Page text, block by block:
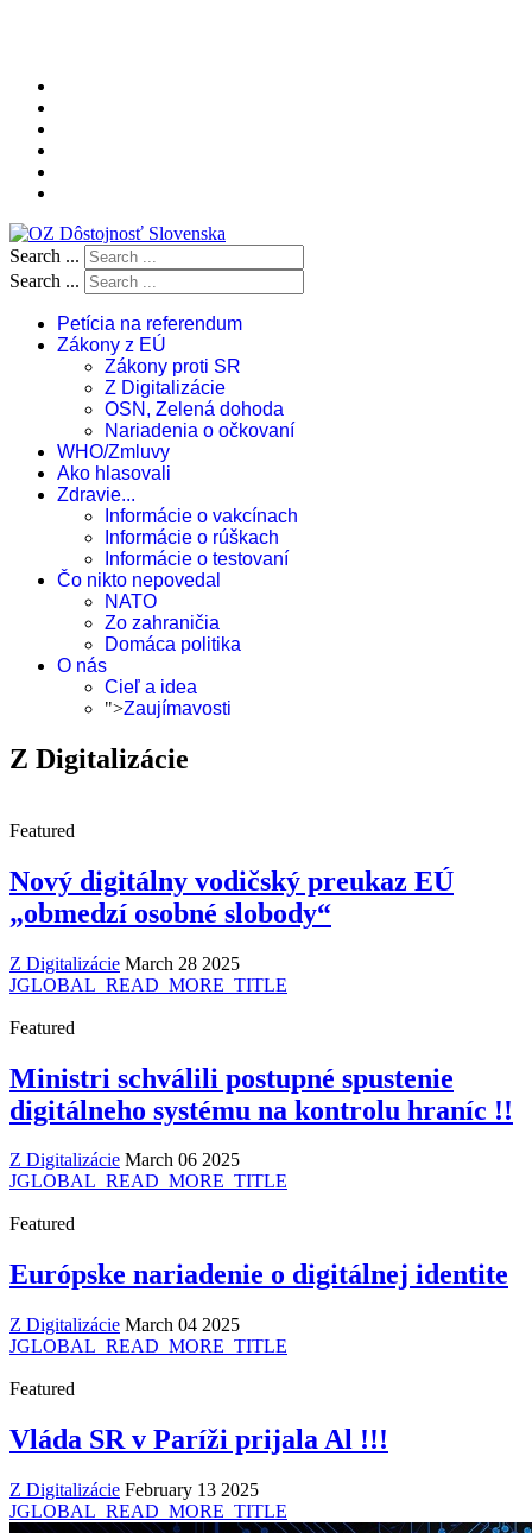
Search ...
Search ...
Petícia na referendum
Zákony z EÚ
Zákony proti SR
Z Digitalizácie
OSN, Zelená dohoda
Nariadenia o očkovaní
WHO/Zmluvy
Ako hlasovali
Zdravie...
Informácie o vakcínach
Informácie o rúškach
Informácie o testovaní
Čo nikto nepovedal
NATO
Zo zahraničia
Domáca politika
O nás
Cieľ a idea
">Zaujímavosti
Z Digitalizácie
Featured
Nový digitálny vodičský preukaz EÚ
„obmedzí osobné slobody“
Z Digitalizácie March 28 2025
JGLOBAL_READ_MORE_TITLE
Featured
Ministri schválili postupné spustenie
digitálneho systému na kontrolu hraníc !!
Z Digitalizácie March 06 2025
JGLOBAL_READ_MORE_TITLE
Featured
Európske nariadenie o digitálnej identite
Z Digitalizácie March 04 2025
JGLOBAL_READ_MORE_TITLE
Featured
Vláda SR v Paríži prijala Al !!!
Z Digitalizácie February 13 2025
JGLOBAL_READ_MORE_TITLE